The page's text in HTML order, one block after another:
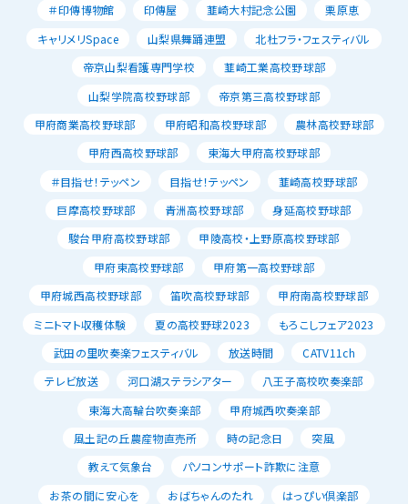
＃印傳博物館
印傳屋 韮崎大村記念公園
栗原恵
キャリメリSpace
山梨県舞踊連盟
北杜フラ・フェスティバル
帝京山梨看護専門学校
韮崎工業高校野球部
山梨学院高校野球部
帝京第三高校野球部
甲府商業高校野球部
甲府昭和高校野球部
農林高校野球部
甲府西高校野球部
東海大甲府高校野球部
＃目指せ！テッペン
目指せ！テッペン
韮崎高校野球部
巨摩高校野球部
青洲高校野球部
身延高校野球部
駿台甲府高校野球部
甲陵高校・上野原高校野球部
甲府東高校野球部
甲府第一高校野球部
甲府城西高校野球部
笛吹高校野球部
甲府南高校野球部
ミニトマト収穫体験
夏の高校野球2023
もろこしフェア2023
武田の里吹奏楽フェスティバル
放送時間
CATV11ch
テレビ放送
河口湖ステラシアター
八王子高校吹奏楽部
東海大高輪台吹奏楽部
甲府城西吹奏楽部
風土記の丘農産物直売所
時の記念日
突風
教えて気象台
パソコンサポート詐欺に注意
お茶の間に安心を
おばちゃんのたれ
はっぴい倶楽部